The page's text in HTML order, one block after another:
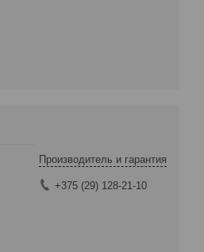
Производитель и гарантия
+375 (29) 128-21-10